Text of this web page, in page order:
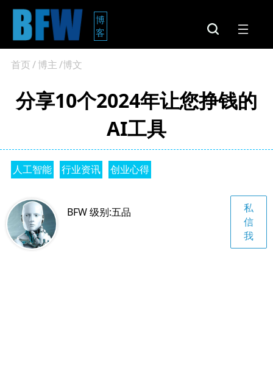
博
客
首页/博主/博文
分享10个2024年让您挣钱的
AI工具
人工智能 行业资讯 创业心得
BFW 级别:五品
私
信
我